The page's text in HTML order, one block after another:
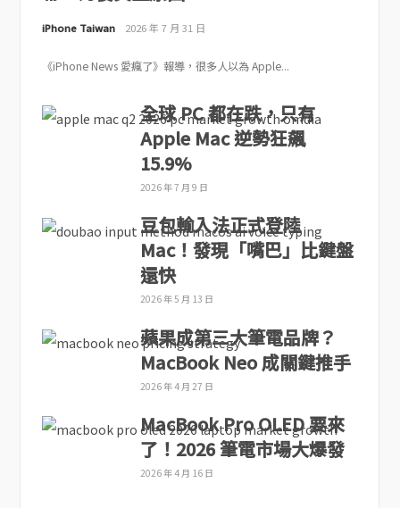
iPhone Taiwan 2026 年 7 月 31 日
《iPhone News 愛瘋了》報導，很多人以為 Apple...
全球 PC 都在跌，只有
Apple Mac 逆勢狂飆
15.9%
2026 年 7 月 9 日
豆包輸入法正式登陸
Mac！發現「嘴巴」比鍵盤
還快
2026 年 5 月 13 日
蘋果成第三大筆電品牌？
MacBook Neo 成關鍵推手
2026 年 4 月 27 日
MacBook Pro OLED 要來
了！2026 筆電市場大爆發
2026 年 4 月 16 日